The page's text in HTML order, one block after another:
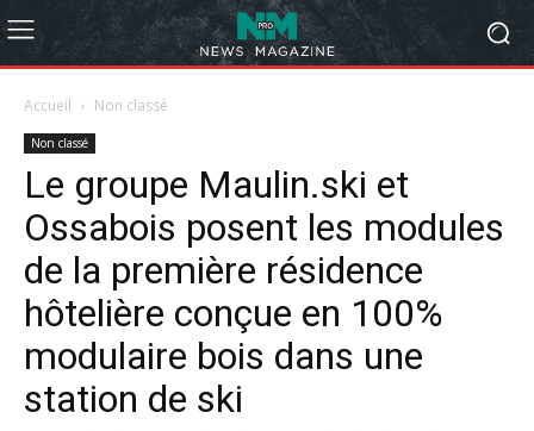
Accueil Non classé
Non classé
Le groupe Maulin.ski et
Ossabois posent les modules
de la première résidence
hôtelière conçue en 100%
modulaire bois dans une
station de ski